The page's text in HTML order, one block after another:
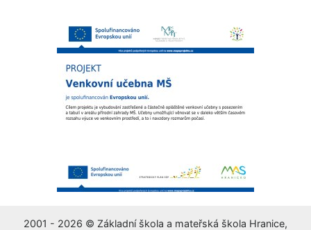
2001 - 2026 © Základní škola a mateřská škola Hranice,